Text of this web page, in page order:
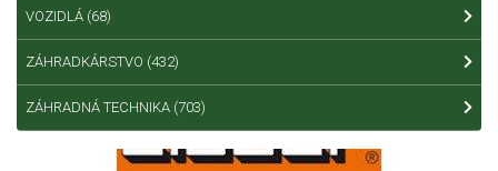
VOZIDLÁ (68)
ZÁHRADKÁRSTVO (432)
ZÁHRADNÁ TECHNIKA (703)